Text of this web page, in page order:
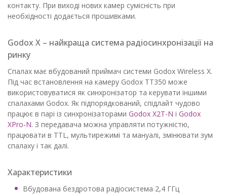
контакту. При виході нових камер сумісність при
необхідності додається прошивками.
Godox X – найкраща система радіосинхронізації на
ринку
Спалах має вбудований приймач системи Godox Wireless X.
Під час встановлення на камеру Godox TT350 може
використовуватися як синхронізатор та керувати іншими
спалахами Godox. Як підпорядкований, спідлайт чудово
працює в парі із синхронізаторами Godox X2T-N і Godox
XPro-N. З передавача можна управляти потужністю,
працювати в TTL, мультирежимі та мануалі, змінювати зум
спалаху і так далі.
Характеристики
Вбудована бездротова радіосистема 2,4 ГГц